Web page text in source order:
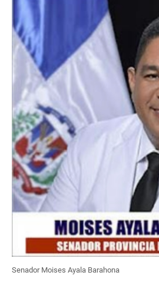
Senador Moises Ayala Barahona